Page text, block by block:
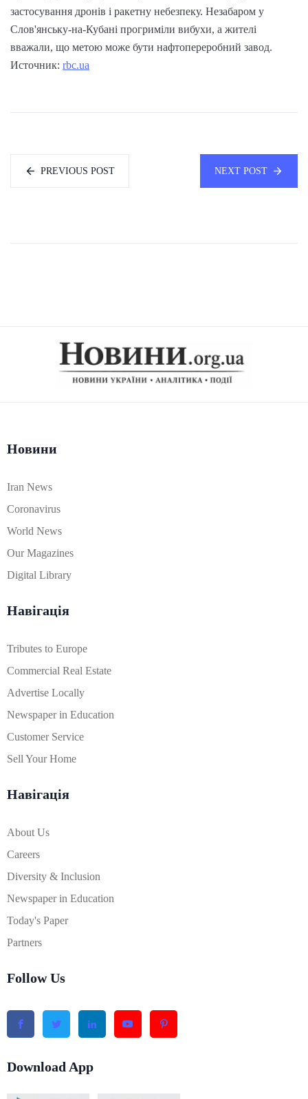
застосування дронів і ракетну небезпеку. Незабаром у
Слов'янську-на-Кубані прогриміли вибухи, а жителі
вважали, що метою може бути нафтопереробний завод.
Источник: rbc.ua
PREVIOUS POST NEXT POST
Новини
Iran News
Coronavirus
World News
Our Magazines
Digital Library
Навігація
Tributes to Europe
Commercial Real Estate
Advertise Locally
Newspaper in Education
Customer Service
Sell Your Home
Навігація
About Us
Careers
Diversity & Inclusion
Newspaper in Education
Today's Paper
Partners
Follow Us
Download App